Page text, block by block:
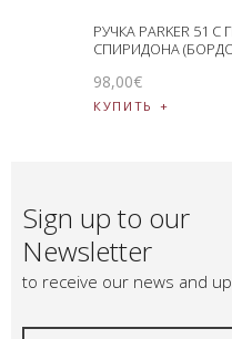
РУЧКА PARKER 51
СПИРИДОНА
98,00€
КУПИТЬ
Sign up to our
Newsletter
to receive our news and